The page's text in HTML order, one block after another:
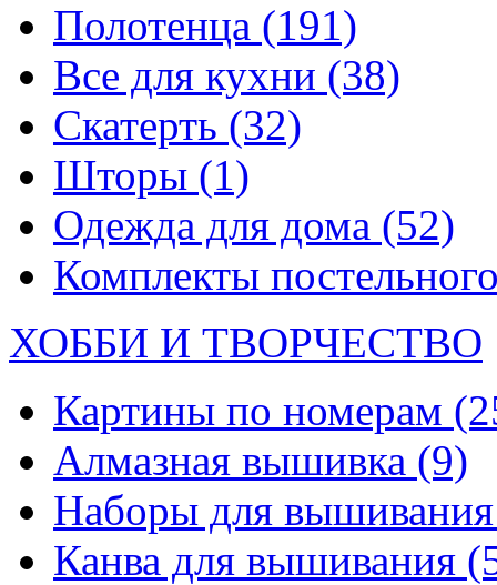
Полотенца (191)
Все для кухни (38)
Скатерть (32)
Шторы (1)
Одежда для дома (52)
Комплекты
ХОББИ И ТВОРЧЕСТВО
Картины по номерам
Алмазная вышивка (9)
Наборы для
Канва для вышивания